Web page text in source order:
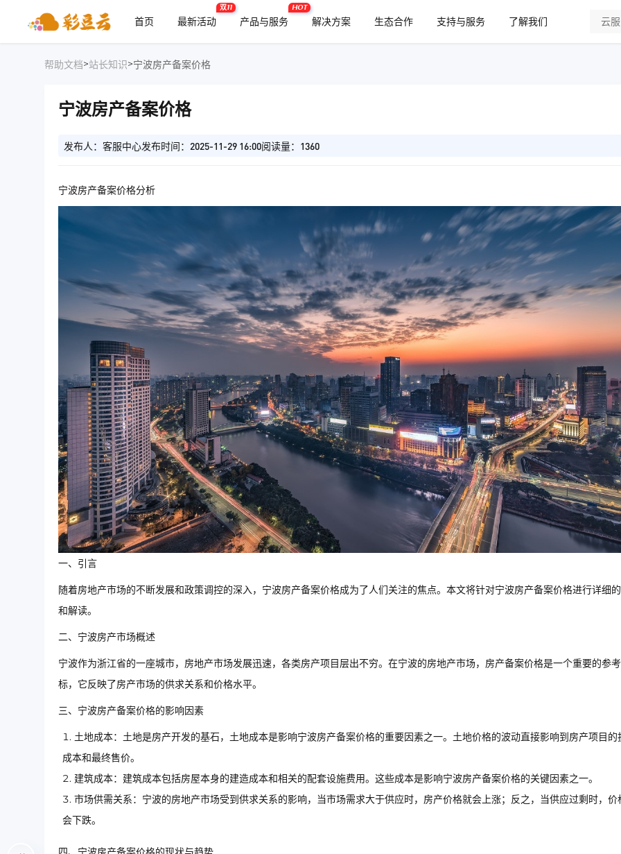
首页 最新活动
双11
产品与服务
HOT
解决方案 生态合作 支持与服务 了解我们
帮助文档>站长知识>宁波房产备案价格
宁波房产备案价格
发布人：客服中心发布时间：2025-11-29 16:00阅读量：1360
宁波房产备案价格分析
一、引言
随着房地产市场的不断发展和政策调控的深入，宁波房产备案价格成为了人们关注的焦点。本文将针对宁波房产备案价格进行详细
和解读。
二、宁波房产市场概述
宁波作为浙江省的一座城市，房地产市场发展迅速，各类房产项目层出不穷。在宁波的房地产市场，房产备案价格是一个重要的参
标，它反映了房产市场的供求关系和价格水平。
三、宁波房产备案价格的影响因素
土地成本：土地是房产开发的基石，土地成本是影响宁波房产备案价格的重要因素之一。土地价格的波动直接影响到房产项目的
成本和最终售价。
建筑成本：建筑成本包括房屋本身的建造成本和相关的配套设施费用。这些成本是影响宁波房产备案价格的关键因素之一。
市场供需关系：宁波的房地产市场受到供求关系的影响，当市场需求大于供应时，房产价格就会上涨；反之，当供应过剩时，价
会下跌。